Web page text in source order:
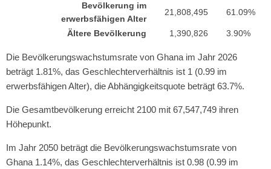
Bevölkerung im
erwerbsfähigen Alter
21,808,495 61.09%
Ältere Bevölkerung 1,390,826 3.90%
Die Bevölkerungswachstumsrate von Ghana im Jahr 2026
beträgt 1.81%, das Geschlechterverhältnis ist 1 (0.99 im
erwerbsfähigen Alter), die Abhängigkeitsquote beträgt 63.7%.
Die Gesamtbevölkerung erreicht 2100 mit 67,547,749 ihren
Höhepunkt.
Im Jahr 2050 beträgt die Bevölkerungswachstumsrate von
Ghana 1.14%, das Geschlechterverhältnis ist 0.98 (0.99 im